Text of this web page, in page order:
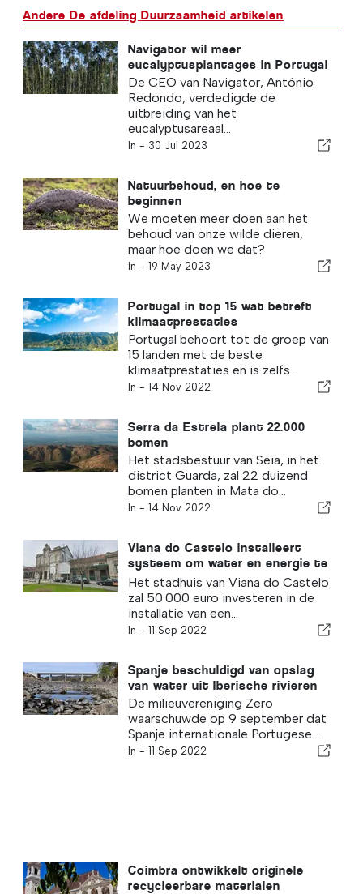
Andere De afdeling Duurzaamheid artikelen
Navigator wil meer
eucalyptusplantages in Portugal
De CEO van Navigator, António
Redondo, verdedigde de
uitbreiding van het
eucalyptusareaal...
In - 30 Jul 2023
Natuurbehoud, en hoe te
beginnen
We moeten meer doen aan het
behoud van onze wilde dieren,
maar hoe doen we dat?
In - 19 May 2023
Portugal in top 15 wat betreft
klimaatprestaties
Portugal behoort tot de groep van
15 landen met de beste
klimaatprestaties en is zelfs...
In - 14 Nov 2022
Serra da Estrela plant 22.000
bomen
Het stadsbestuur van Seia, in het
district Guarda, zal 22 duizend
bomen planten in Mata do...
In - 14 Nov 2022
Viana do Castelo installeert
systeem om water en energie te
besparen
Het stadhuis van Viana do Castelo
zal 50.000 euro investeren in de
installatie van een...
In - 11 Sep 2022
Spanje beschuldigd van opslag
van water uit Iberische rivieren
De milieuvereniging Zero
waarschuwde op 9 september dat
Spanje internationale Portugese...
In - 11 Sep 2022
Coimbra ontwikkelt originele
recycleerbare materialen